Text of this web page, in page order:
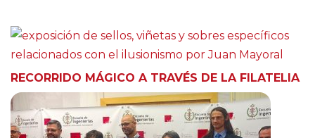
RECORRIDO MÁGICO A TRAVÉS DE LA FILATELIA